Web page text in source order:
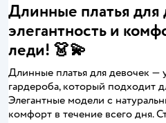
Длинные платья для
элегантность и
леди! 👗💫
Длинные платья для девочек —
гардероба, который подходит
Элегантные модели с
комфорт в течение всего дня.